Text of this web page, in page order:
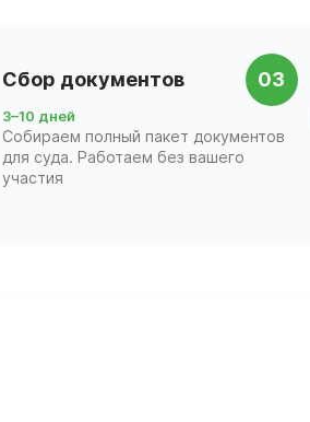
Сбор документов 03
3–10 дней
Собираем полный пакет документов
для суда. Работаем без вашего
участия